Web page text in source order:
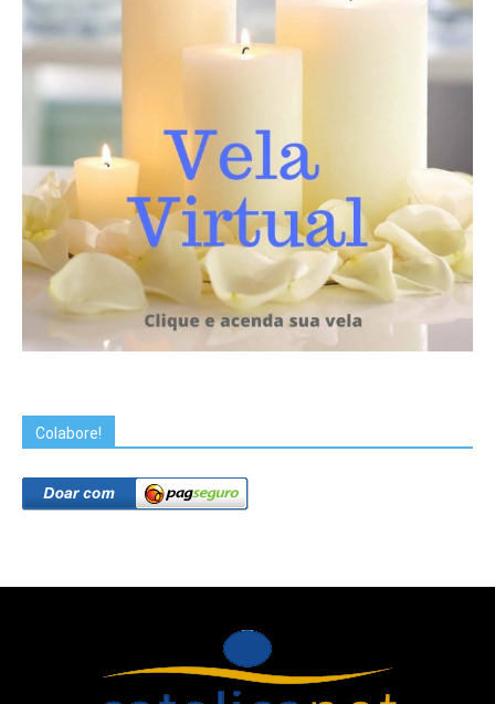
Colabore!